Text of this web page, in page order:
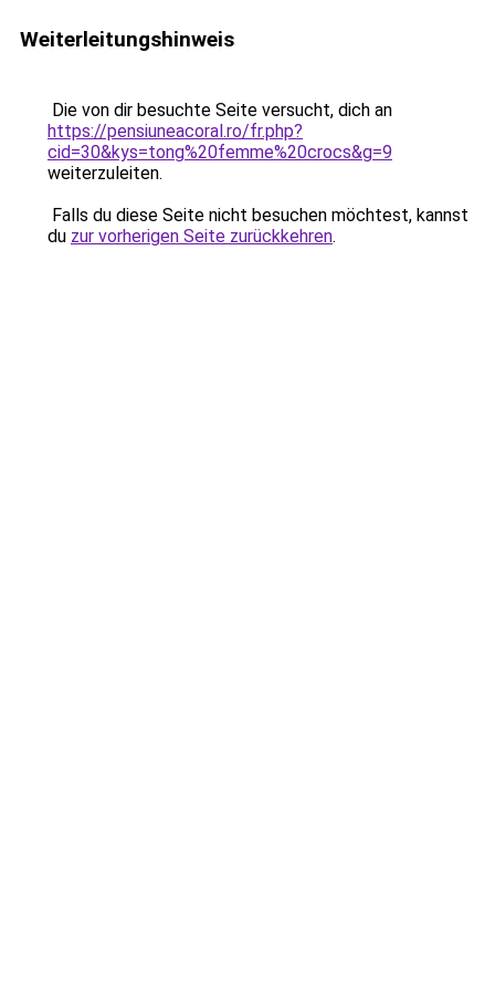
Weiterleitungshinweis
Die von dir besuchte Seite versucht, dich an
https://pensiuneacoral.ro/fr.php?
cid=30&kys=tong%20femme%20crocs&g=9
weiterzuleiten.
Falls du diese Seite nicht besuchen möchtest, kannst
du zur vorherigen Seite zurückkehren.